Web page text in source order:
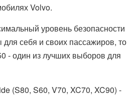
Volvo.
уровень безопасности
себя и своих пассажиров, то
- один из лучших выборов для
(S80, S60, V70, XC70, XC90) -